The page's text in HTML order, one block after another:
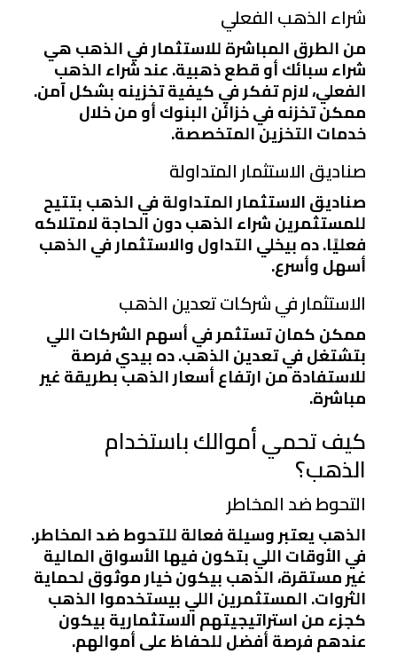
شراء الذهب الفعلي
من الطرق المباشرة للاستثمار في الذهب هي
شراء سبائك أو قطع ذهبية. عند شراء الذهب
الفعلي، لازم تفكر في كيفية تخزينه بشكل آمن.
ممكن تخزنه في خزائن البنوك أو من خلال
خدمات التخزين المتخصصة.
صناديق الاستثمار المتداولة
صناديق الاستثمار المتداولة في الذهب بتتيح
للمستثمرين شراء الذهب دون الحاجة لامتلاكه
فعليًا. ده بيخلي التداول والاستثمار في الذهب
أسهل وأسرع.
الاستثمار في شركات تعدين الذهب
ممكن كمان تستثمر في أسهم الشركات اللي
بتشتغل في تعدين الذهب. ده بيدي فرصة
للاستفادة من ارتفاع أسعار الذهب بطريقة غير
مباشرة.
كيف تحمي أموالك باستخدام
الذهب؟
التحوط ضد المخاطر
الذهب يعتبر وسيلة فعالة للتحوط ضد المخاطر.
في الأوقات اللي بتكون فيها الأسواق المالية
غير مستقرة، الذهب بيكون خيار موثوق لحماية
الثروات. المستثمرين اللي بيستخدموا الذهب
كجزء من استراتيجيتهم الاستثمارية بيكون
عندهم فرصة أفضل للحفاظ على أموالهم.